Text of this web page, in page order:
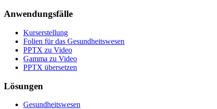
Anwendungsfälle
Kurserstellung
Folien für das Gesundheitswesen
PPTX zu Video
Gamma zu Video
PPTX übersetzen
Lösungen
Gesundheitswesen